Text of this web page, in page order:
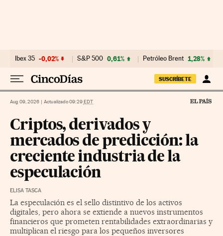
Ibex 35 -0,02% S&P 500 0,61% Petróleo Brent 1,28%
SUSCRÍBETE
Aug 09, 2026 | Actualizado 09:29EDT
Criptos, derivados y
mercados de predicción: la
creciente industria de la
especulación
ELISA TASCA
La especulación es el sello distintivo de los activos
digitales, pero ahora se extiende a nuevos instrumentos
financieros que prometen rentabilidades extraordinarias y
multiplican el riesgo para los pequeños inversores